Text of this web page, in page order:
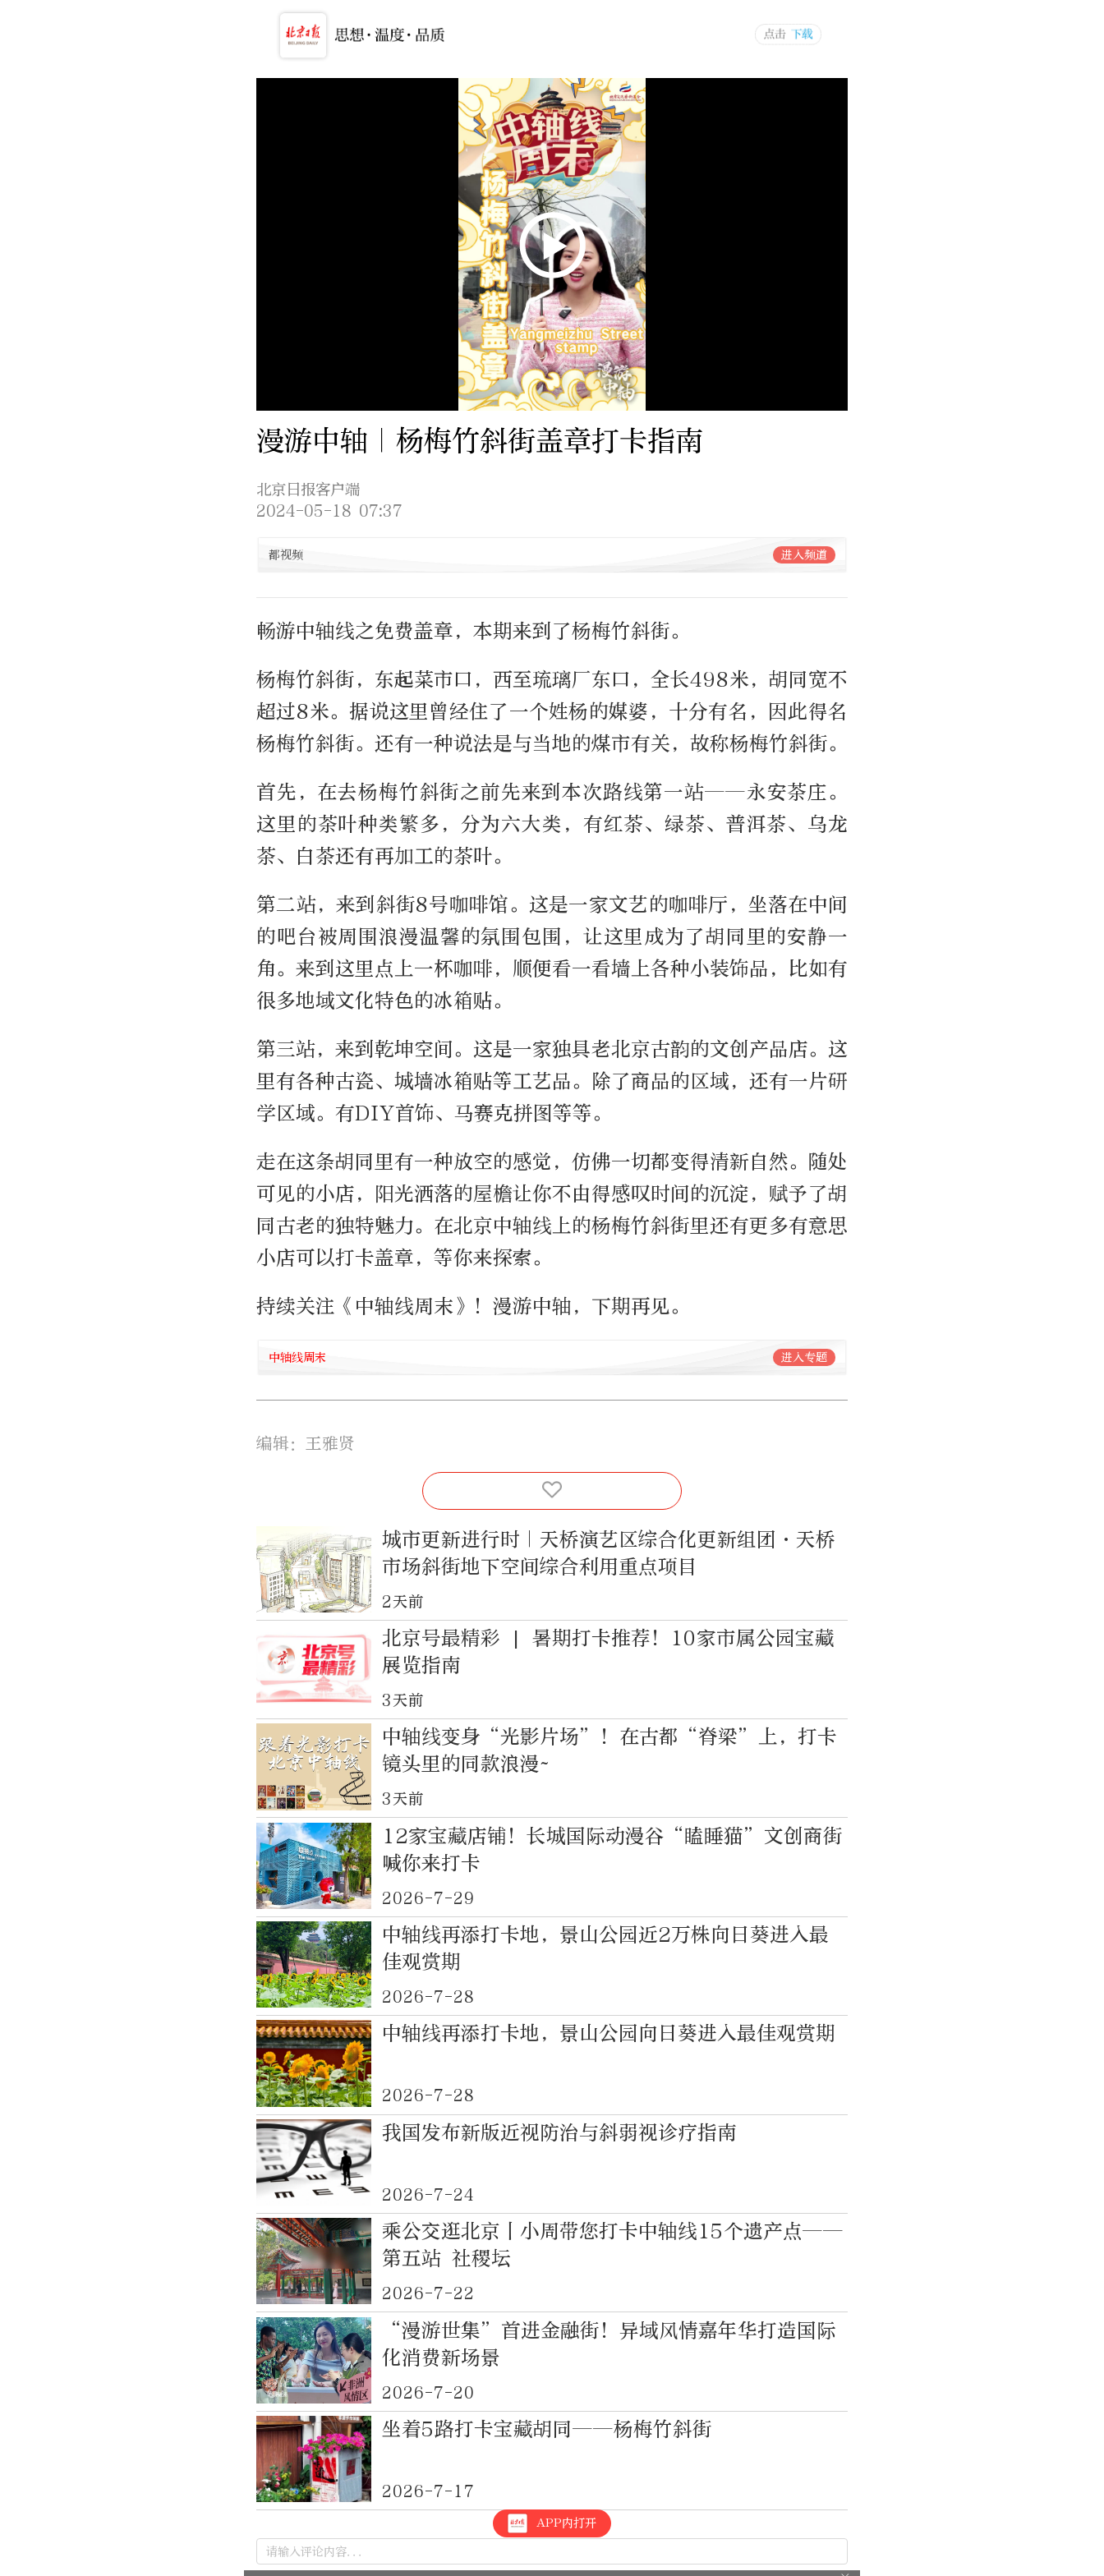
漫游中轴｜杨梅竹斜街盖章打卡指南
北京日报客户端
2024-05-18 07:37
都视频 进入频道
畅游中轴线之免费盖章，本期来到了杨梅竹斜街。
杨梅竹斜街，东起菜市口，西至琉璃厂东口，全长498米，胡同宽不
超过8米。据说这里曾经住了一个姓杨的媒婆，十分有名，因此得名
杨梅竹斜街。还有一种说法是与当地的煤市有关，故称杨梅竹斜街。
首先，在去杨梅竹斜街之前先来到本次路线第一站——永安茶庄。
这里的茶叶种类繁多，分为六大类，有红茶、绿茶、普洱茶、乌龙
茶、白茶还有再加工的茶叶。
第二站，来到斜街8号咖啡馆。这是一家文艺的咖啡厅，坐落在中间
的吧台被周围浪漫温馨的氛围包围，让这里成为了胡同里的安静一
角。来到这里点上一杯咖啡，顺便看一看墙上各种小装饰品，比如有
很多地域文化特色的冰箱贴。
第三站，来到乾坤空间。这是一家独具老北京古韵的文创产品店。这
里有各种古瓷、城墙冰箱贴等工艺品。除了商品的区域，还有一片研
学区域。有DIY首饰、马赛克拼图等等。
走在这条胡同里有一种放空的感觉，仿佛一切都变得清新自然。随处
可见的小店，阳光洒落的屋檐让你不由得感叹时间的沉淀，赋予了胡
同古老的独特魅力。在北京中轴线上的杨梅竹斜街里还有更多有意思
小店可以打卡盖章，等你来探索。
持续关注《中轴线周末》！漫游中轴，下期再见。
中轴线周末 进入专题
编辑：王雅贤
城市更新进行时｜天桥演艺区综合化更新组团·天桥
市场斜街地下空间综合利用重点项目
2天前
北京号最精彩 | 暑期打卡推荐！10家市属公园宝藏
展览指南
3天前
中轴线变身“光影片场”！在古都“脊梁”上，打卡
镜头里的同款浪漫~
3天前
12家宝藏店铺！长城国际动漫谷“瞌睡猫”文创商街
喊你来打卡
2026-7-29
中轴线再添打卡地，景山公园近2万株向日葵进入最
佳观赏期
2026-7-28
中轴线再添打卡地，景山公园向日葵进入最佳观赏期
2026-7-28
我国发布新版近视防治与斜弱视诊疗指南
2026-7-24
乘公交逛北京丨小周带您打卡中轴线15个遗产点——
第五站 社稷坛
2026-7-22
“漫游世集”首进金融街！异域风情嘉年华打造国际
化消费新场景
2026-7-20
坐着5路打卡宝藏胡同——杨梅竹斜街
2026-7-17
APP内打开